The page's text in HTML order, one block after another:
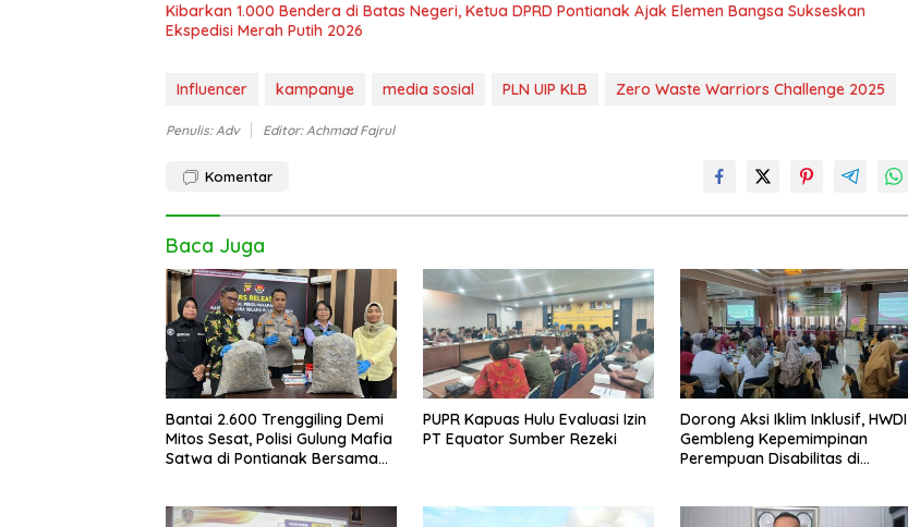
Kibarkan 1.000 Bendera di Batas Negeri, Ketua DPRD Pontianak Ajak Elemen Bangsa Sukseskan
Ekspedisi Merah Putih 2026
Influencer kampanye media sosial PLN UIP KLB Zero Waste Warriors Challenge 2025
Penulis: Adv Editor: Achmad Fajrul
Komentar
Baca Juga
Bantai 2.600 Trenggiling Demi
Mitos Sesat, Polisi Gulung Mafia
Satwa di Pontianak Bersama
PUPR Kapuas Hulu Evaluasi Izin
PT Equator Sumber Rezeki
Dorong Aksi Iklim Inklusif, HWDI
Gembleng Kepemimpinan
Perempuan Disabilitas di